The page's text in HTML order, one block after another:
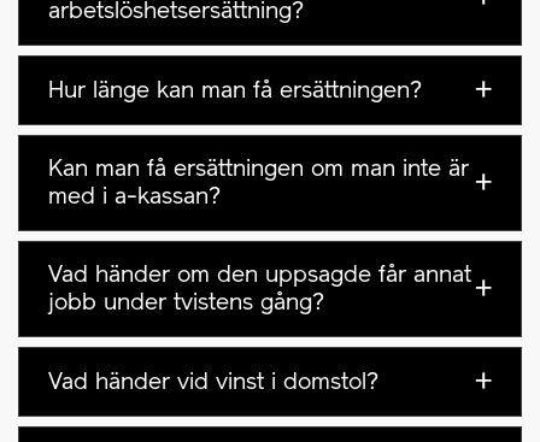
arbetslöshetsersättning?
Hur länge kan man få ersättningen?
Kan man få ersättningen om man inte är
med i a-kassan?
Vad händer om den uppsagde får annat
jobb under tvistens gång?
Vad händer vid vinst i domstol?